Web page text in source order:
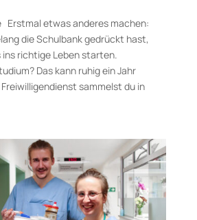
Erstmal etwas anderes machen:
die Schulbank gedrückt hast,
richtige Leben starten.
Das kann ruhig ein Jahr
sammelst du in